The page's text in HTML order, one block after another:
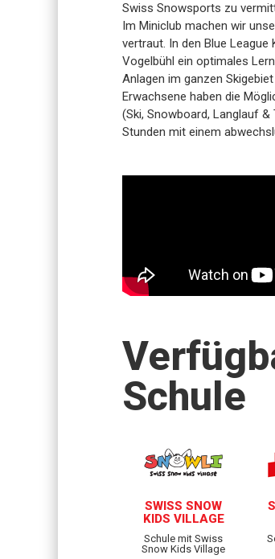
Swiss Snowsports zu
Im Miniclub machen wir
vertraut. In den Blue
Vogelbühl ein optimales
Anlagen im ganzen
Erwachsene haben die
(Ski, Snowboard, Langlauf
Stunden mit einem
Schule
SWISS SNOW
KIDS VILLAGE
Schule mit Swiss
Snow Kids Village